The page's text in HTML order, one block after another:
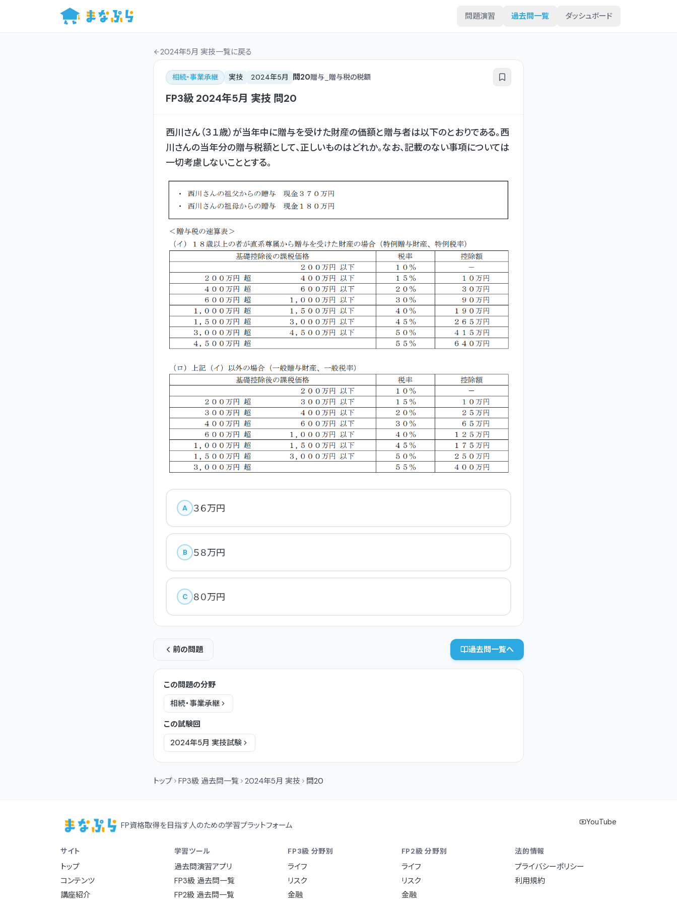
問題演習 過去問一覧 ダッシュボード
2024年5月 実技一覧に戻る
相続・事業承継 実技 2024年5月 問20贈与_贈与税の税額
FP3級 2024年5月 実技 問20
西川さん（３１歳）が当年中に贈与を受けた財産の価額と贈与者は以下のとおりである。西
川さんの当年分の贈与税額として、正しいものはどれか。なお、記載のない事項については
一切考慮しないこととする。
A ３６万円
B ５８万円
C ８０万円
前の問題 過去問一覧へ
この問題の分野
相続・事業承継
この試験回
2024年5月 実技試験
トップ FP3級 過去問一覧 2024年5月 実技 問20
FP資格取得を目指す人のための学習プラットフォーム YouTube
サイト
トップ
コンテンツ
講座紹介
学習ツール
過去問演習アプリ
FP3級 過去問一覧
FP2級 過去問一覧
FP3級 分野別
ライフ
リスク
金融
FP2級 分野別
ライフ
リスク
金融
法的情報
プライバシーポリシー
利用規約